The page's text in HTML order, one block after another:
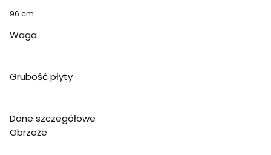
96 cm
Waga
Grubość płyty
Dane szczegółowe
Obrzeże